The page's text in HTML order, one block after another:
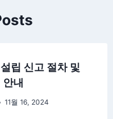
립 신고 절차 및
안내
11월 16, 2024